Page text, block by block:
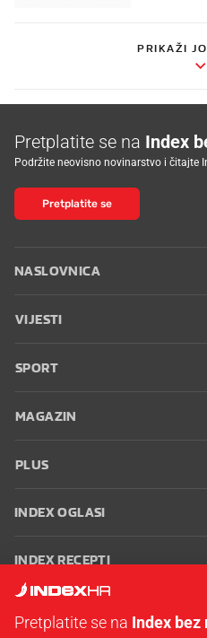
PRIKAŽI
Pretplatite se na Index
Podržite neovisno novinarstvo i čitajte
Pretplatite se
NASLOVNICA
VIJESTI
SPORT
MAGAZIN
PLUS
INDEX OGLASI
INDEX RECEPTI
Pretplatite se na Index bez